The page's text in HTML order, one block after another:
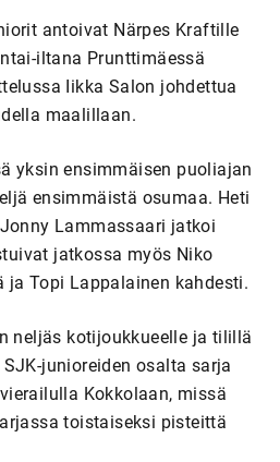
antoivat Närpes Kraftille
iltana Prunttimäessä
Iikka Salon johdettua
maalillaan.
yksin ensimmäisen puoliajan
ensimmäistä osumaa. Heti
Lammassaari jatkoi
jatkossa myös Niko
ja Topi Lappalainen kahdesti.
neljäs kotijoukkueelle ja tilillä
junioreiden osalta sarja
Kokkolaan, missä
toistaiseksi pisteittä